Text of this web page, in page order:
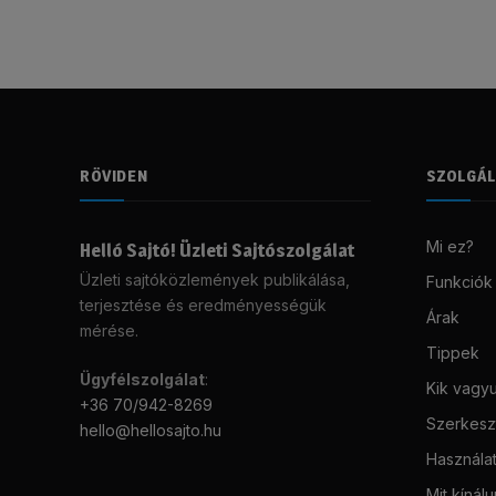
RÖVIDEN
Helló Sajtó! Üzleti Sajtószolgálat
Üzleti sajtóközlemények publikálása,
terjesztése és eredményességük
mérése.
Ügyfélszolgálat:
+36 70/942-8269
hello@hellosajto.hu
Mi ez?
Funkciók
Árak
Tippek
Kik